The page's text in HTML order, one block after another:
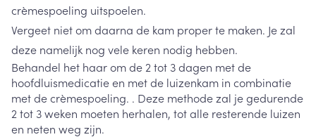
crèmespoeling uitspoelen.
Vergeet niet om daarna de kam proper te maken. Je zal
deze namelijk nog vele keren nodig hebben.
Behandel het haar om de 2 tot 3 dagen met de
hoofdluismedicatie en met de luizenkam in combinatie
met de crèmespoeling. . Deze methode zal je gedurende
2 tot 3 weken moeten herhalen, tot alle resterende luizen
en neten weg zijn.